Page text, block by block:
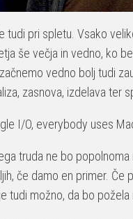
tudi pri spletu. Vsako
še večja in vedno, ko
vedno bolj tudi
zasnova, izdelava ter
truda ne bo
če damo en primer.
tudi možno, da bo